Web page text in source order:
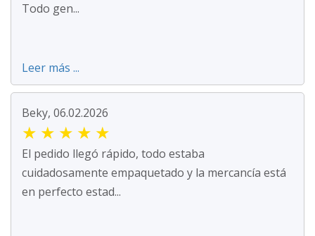
Todo gen...
Leer más ...
Beky, 06.02.2026
★ ★ ★ ★ ★
El pedido llegó rápido, todo estaba
cuidadosamente empaquetado y la mercancía está
en perfecto estad...